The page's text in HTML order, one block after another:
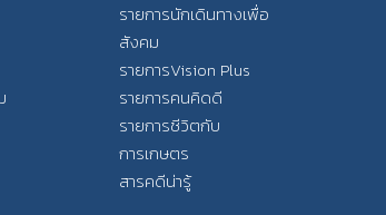
รายการนักเดินทางเพื่อ
สังคม
รายการVision Plus
รายการคนคิดดี
รายการชีวิตกับ
การเกษตร
สารคดีน่ารู้